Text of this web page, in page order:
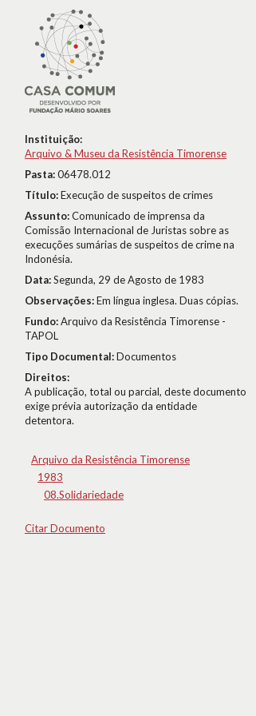
Instituição:
Arquivo & Museu da Resistência Timorense
Pasta:06478.012
Título:Execução de suspeitos de crimes
Assunto:Comunicado de imprensa da
Comissão Internacional de Juristas sobre as
execuções sumárias de suspeitos de crime na
Indonésia.
Data:Segunda, 29 de Agosto de 1983
Observações:Em língua inglesa. Duas cópias.
Fundo:Arquivo da Resistência Timorense -
TAPOL
Tipo Documental:Documentos
Direitos:
A publicação, total ou parcial, deste documento
exige prévia autorização da entidade
detentora.
Arquivo da Resistência Timorense
1983
08.Solidariedade
Citar Documento